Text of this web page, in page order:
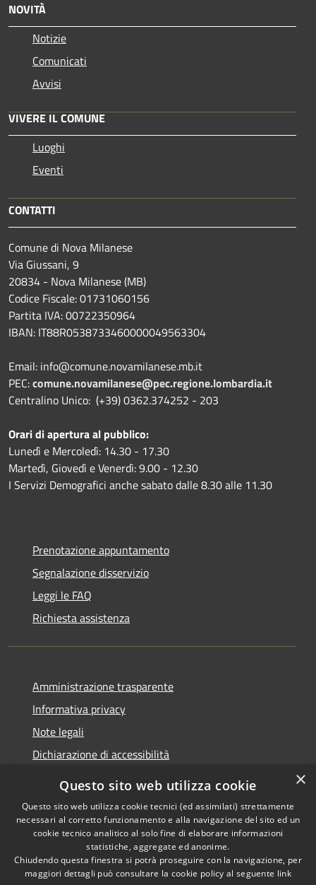
NOVITÀ
Notizie
Comunicati
Avvisi
VIVERE IL COMUNE
Luoghi
Eventi
CONTATTI
Comune di Nova Milanese
Via Giussani, 9
20834 - Nova Milanese (MB)
Codice Fiscale: 01731060156
Partita IVA: 00722350964
IBAN: IT88R0538733460000049563304
Email: info@comune.novamilanese.mb.it
PEC:comune.novamilanese@pec.regione.lombardia.it
Centralino Unico: (+39) 0362.374252 - 203
Orari di apertura al pubblico:
Lunedì e Mercoledì: 14.30 - 17.30
Martedì, Giovedì e Venerdì: 9.00 - 12.30
I Servizi Demografici anche sabato dalle 8.30 alle 11.30
Prenotazione appuntamento
Segnalazione disservizio
Leggi le FAQ
Richiesta assistenza
Amministrazione trasparente
Informativa privacy
Note legali
Dichiarazione di accessibilità
RSS
Privacy
Cookie
Copyright © 2026 • Comune di
Nova Milanese • Powered by
Municipium•Accesso
redazione
×
Questo sito web utilizza cookie
Questo sito web utilizza cookie tecnici (ed assimilati) strettamente
necessari al corretto funzionamento e alla navigazione del sito ed un
cookie tecnico analitico al solo fine di elaborare informazioni
statistiche, aggregate ed anonime.
Chiudendo questa finestra si potrà proseguire con la navigazione, per
maggiori dettagli può consultare la cookie policy al seguente link